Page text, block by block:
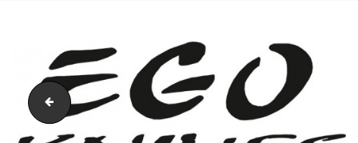
P1080967